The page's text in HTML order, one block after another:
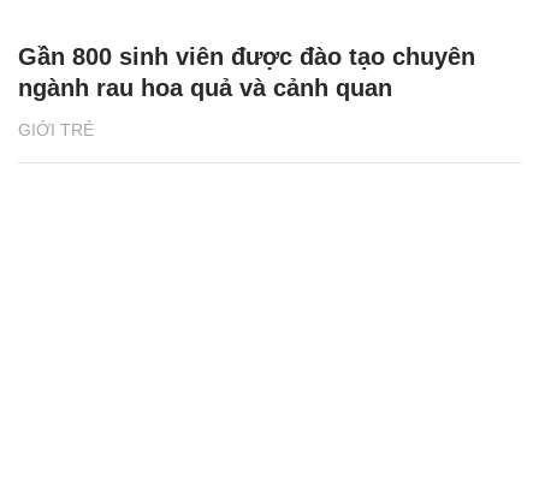
GIỚI TRẺ
Gần 800 sinh viên được đào tạo chuyên
ngành rau hoa quả và cảnh quan